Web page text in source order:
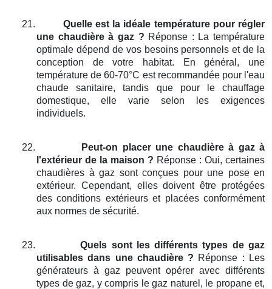
21.
Quelle est la idéale température pour régler
une chaudière à gaz ? Réponse : La température
optimale dépend de vos besoins personnels et de la
conception de votre habitat. En général, une
température de 60-70°C est recommandée pour l'eau
chaude sanitaire, tandis que pour le chauffage
domestique, elle varie selon les exigences
individuels.
22.
Peut-on placer une chaudière à gaz à
l'extérieur de la maison ? Réponse : Oui, certaines
chaudières à gaz sont conçues pour une pose en
extérieur. Cependant, elles doivent être protégées
des conditions extérieurs et placées conformément
aux normes de sécurité.
23.
Quels sont les différents types de gaz
utilisables dans une chaudière ? Réponse : Les
générateurs à gaz peuvent opérer avec différents
types de gaz, y compris le gaz naturel, le propane et,